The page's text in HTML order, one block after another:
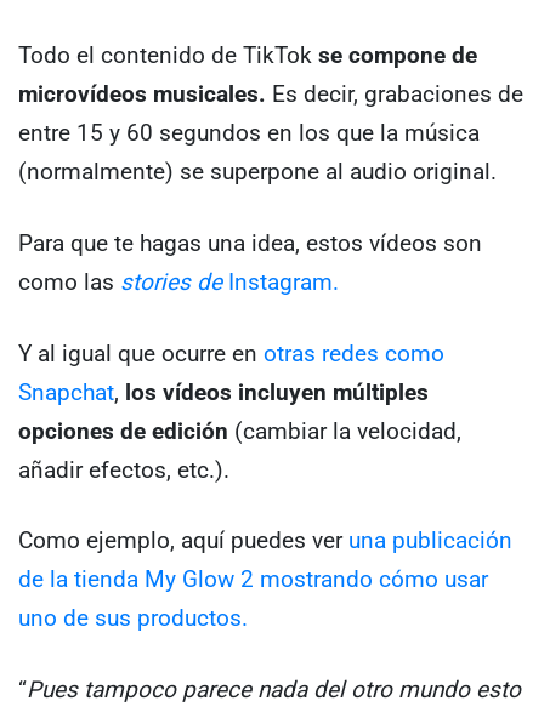
Todo el contenido de TikTok se compone de
microvídeos musicales. Es decir, grabaciones de
entre 15 y 60 segundos en los que la música
(normalmente) se superpone al audio original.
Para que te hagas una idea, estos vídeos son
como las stories de Instagram.
Y al igual que ocurre en otras redes como
Snapchat, los vídeos incluyen múltiples
opciones de edición (cambiar la velocidad,
añadir efectos, etc.).
Como ejemplo, aquí puedes ver una publicación
de la tienda My Glow 2 mostrando cómo usar
uno de sus productos.
“Pues tampoco parece nada del otro mundo esto